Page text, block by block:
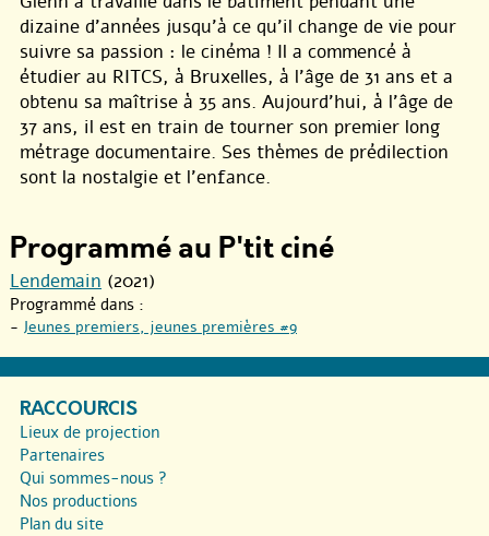
dizaine d’années jusqu’à ce qu’il change de vie pour
suivre sa passion : le cinéma ! Il a commencé à
étudier au RITCS, à Bruxelles, à l’âge de 31 ans et a
obtenu sa maîtrise à 35 ans. Aujourd’hui, à l’âge de
37 ans, il est en train de tourner son premier long
métrage documentaire. Ses thèmes de prédilection
sont la nostalgie et l’enfance.
Programmé au P'tit ciné
Lendemain (2021)
Programmé dans :
- Jeunes premiers, jeunes premières #9
RACCOURCIS
Lieux de projection
Partenaires
Qui sommes-nous ?
Nos productions
Plan du site